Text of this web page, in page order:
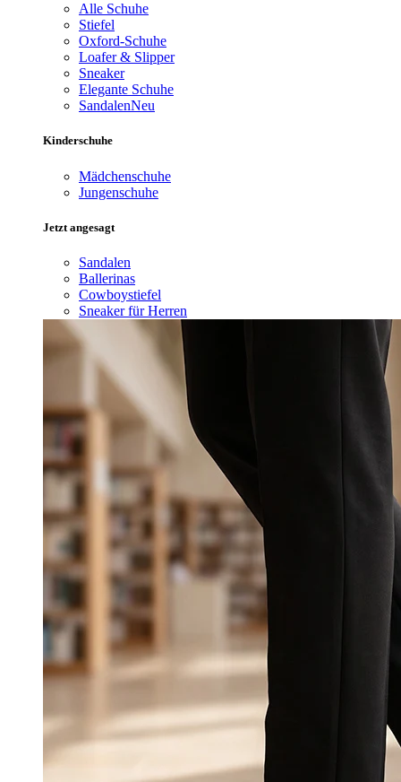
Alle Schuhe
Stiefel
Oxford-Schuhe
Loafer & Slipper
Sneaker
Elegante Schuhe
SandalenNeu
Kinderschuhe
Mädchenschuhe
Jungenschuhe
Jetzt angesagt
Sandalen
Ballerinas
Cowboystiefel
Sneaker für Herren